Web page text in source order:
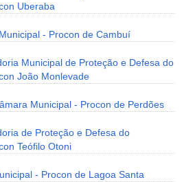
Uberaba
- Procon de Cambuí
Municipal de Proteção e Defesa do
João Monlevade
Municipal - Procon de Perdões
de Proteção e Defesa do
Teófilo Otoni
- Procon de Lagoa Santa